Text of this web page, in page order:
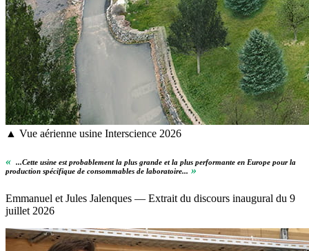
▲ Vue aérienne usine Interscience 2026
« ...Cette usine est probablement la plus grande et la plus performante en Europe pour la
production spécifique de consommables de laboratoire... »
Emmanuel et Jules Jalenques — Extrait du discours inaugural du 9
juillet 2026